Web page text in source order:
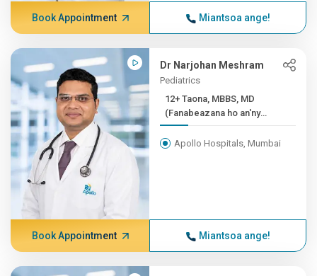
Book Appointment Miantsoa ange!
Dr Narjohan Meshram
Pediatrics
12+ Taona, MBBS, MD
(Fanabeazana ho an'ny
Ankizy...
Apollo Hospitals, Mumbai
Book Appointment Miantsoa ange!